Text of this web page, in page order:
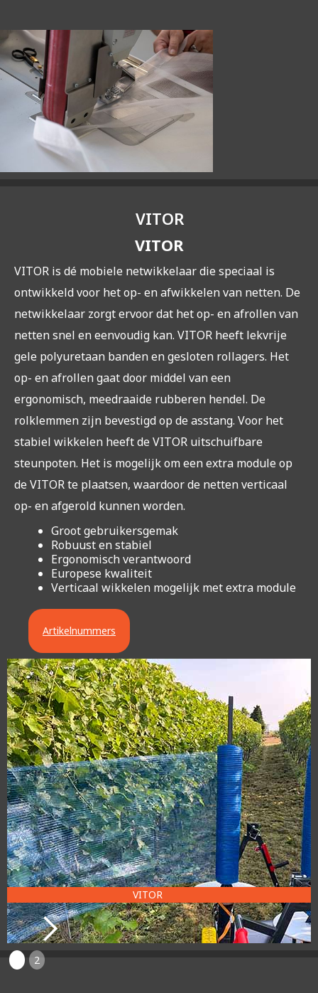
VITOR
VITOR
VITOR is dé mobiele netwikkelaar die speciaal is
ontwikkeld voor het op- en afwikkelen van netten. De
netwikkelaar zorgt ervoor dat het op- en afrollen van
netten snel en eenvoudig kan. VITOR heeft lekvrije
gele polyuretaan banden en gesloten rollagers. Het
op- en afrollen gaat door middel van een
ergonomisch, meedraaide rubberen hendel. De
rolklemmen zijn bevestigd op de asstang. Voor het
stabiel wikkelen heeft de VITOR uitschuifbare
steunpoten. Het is mogelijk om een extra module op
de VITOR te plaatsen, waardoor de netten verticaal
op- en afgerold kunnen worden.
Groot gebruikersgemak
Robuust en stabiel
Ergonomisch verantwoord
Europese kwaliteit
Verticaal wikkelen mogelijk met extra module
Artikelnummers
VITOR
2